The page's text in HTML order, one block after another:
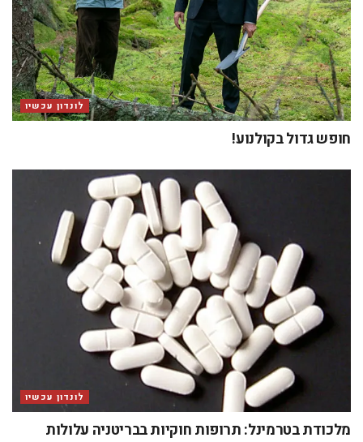
לונדון עכשיו
חופש גדול בקולנוע!
לונדון עכשיו
מלכודת בטרמינל: תרופות חוקיות בבריטניה עלולות